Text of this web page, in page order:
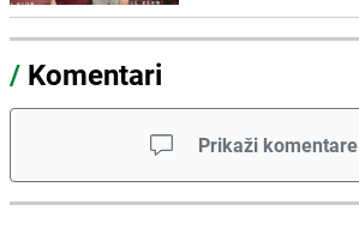
/ Komentari
Prikaži komentare